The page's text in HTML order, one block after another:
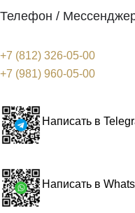
Телефон /
+7 (812) 326-05-00
+7 (981) 960-05-00
Написать в
Написать в